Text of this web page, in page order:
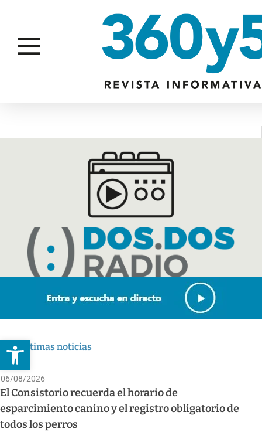
Abrir barra de herramientas
Últimas noticias
06/08/2026
El Consistorio recuerda el horario de
esparcimiento canino y el registro obligatorio de
todos los perros